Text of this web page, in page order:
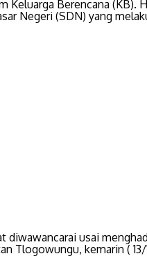
Keluarga Berencana (KB).
Negeri (SDN) yang
diwawancarai usai
Tlogowungu, kemarin ( 13/